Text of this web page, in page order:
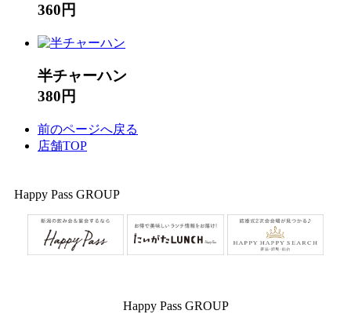
360円
半チャーハン
380円
前のページへ戻る
店舗TOP
Happy Pass GROUP
Happy Pass GROUP